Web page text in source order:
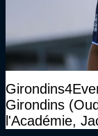
Girondins
l'Académie,